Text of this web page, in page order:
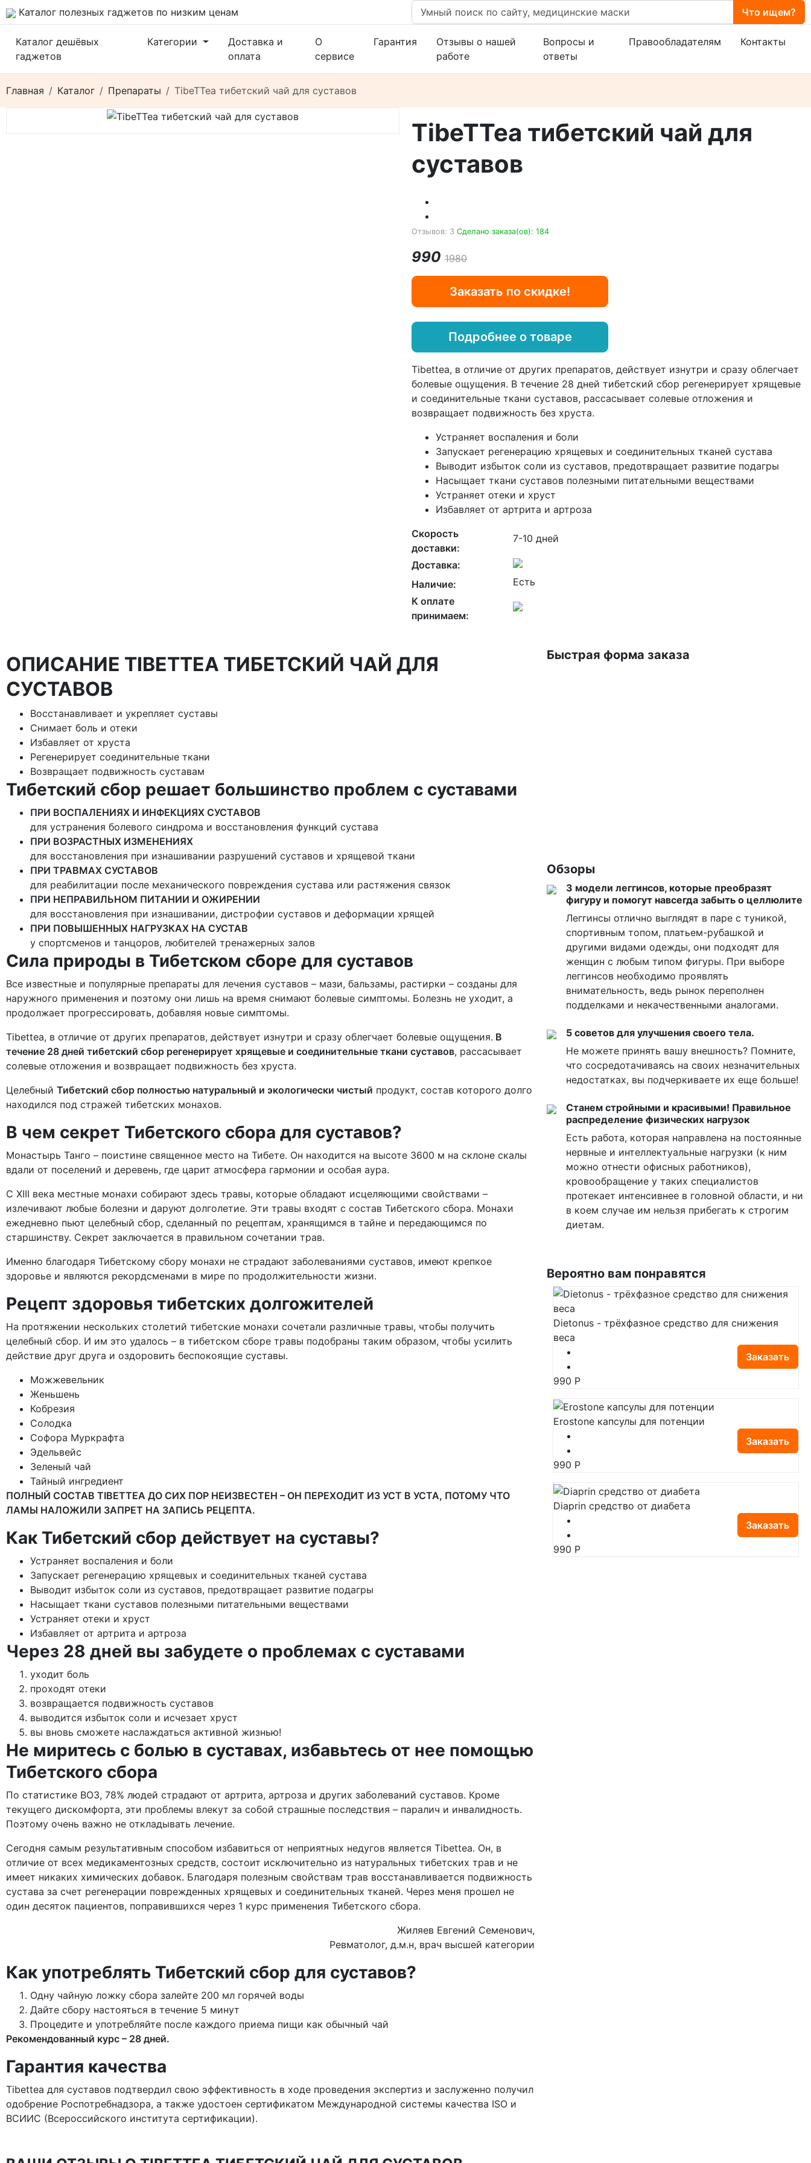
Каталог полезных гаджетов по низким ценам Что ищем?
Каталог дешёвых
гаджетов
Категории
Доставка и
оплата
О
сервисе
Гарантия
Отзывы о нашей
работе
Вопросы и
ответы
Правообладателям Контакты
Главная Каталог Препараты TibeTTea тибетский чай для суставов
TibeTTea тибетский чай для
суставов
Отзывов: 3 Сделано заказа(ов): 184
990 1980
Заказать по скидке!
Подробнее о товаре
Tibettea, в отличие от других препаратов, действует изнутри и сразу облегчает
болевые ощущения. В течение 28 дней тибетский сбор регенерирует хрящевые
и соединительные ткани суставов, рассасывает солевые отложения и
возвращает подвижность без хруста.
Устраняет воспаления и боли
Запускает регенерацию хрящевых и соединительных тканей сустава
Выводит избыток соли из суставов, предотвращает развитие подагры
Насыщает ткани суставов полезными питательными веществами
Устраняет отеки и хруст
Избавляет от артрита и артроза
Скорость
доставки:
7-10 дней
Доставка:
Наличие:
Есть
К оплате
принимаем:
ОПИСАНИЕ TIBETTEA ТИБЕТСКИЙ ЧАЙ ДЛЯ
СУСТАВОВ
Восстанавливает и укрепляет суставы
Снимает боль и отеки
Избавляет от хруста
Регенерирует соединительные ткани
Возвращает подвижность суставам
Тибетский сбор решает большинство проблем с суставами
ПРИ ВОСПАЛЕНИЯХ И ИНФЕКЦИЯХ СУСТАВОВ
для устранения болевого синдрома и восстановления функций сустава
ПРИ ВОЗРАСТНЫХ ИЗМЕНЕНИЯХ
для восстановления при изнашивании разрушений суставов и хрящевой ткани
ПРИ ТРАВМАХ СУСТАВОВ
для реабилитации после механического повреждения сустава или растяжения связок
ПРИ НЕПРАВИЛЬНОМ ПИТАНИИ И ОЖИРЕНИИ
для восстановления при изнашивании, дистрофии суставов и деформации хрящей
ПРИ ПОВЫШЕННЫХ НАГРУЗКАХ НА СУСТАВ
у спортсменов и танцоров, любителей тренажерных залов
Сила природы в Тибетском сборе для суставов
Все известные и популярные препараты для лечения суставов – мази, бальзамы, растирки – созданы для
наружного применения и поэтому они лишь на время снимают болевые симптомы. Болезнь не уходит, а
продолжает прогрессировать, добавляя новые симптомы.
Tibettea, в отличие от других препаратов, действует изнутри и сразу облегчает болевые ощущения. В
течение 28 дней тибетский сбор регенерирует хрящевые и соединительные ткани суставов, рассасывает
солевые отложения и возвращает подвижность без хруста.
Целебный Тибетский сбор полностью натуральный и экологически чистый продукт, состав которого долго
находился под стражей тибетских монахов.
В чем секрет Тибетского сбора для суставов?
Монастырь Танго – поистине священное место на Тибете. Он находится на высоте 3600 м на склоне скалы
вдали от поселений и деревень, где царит атмосфера гармонии и особая аура.
С XIII века местные монахи собирают здесь травы, которые обладают исцеляющими свойствами –
излечивают любые болезни и даруют долголетие. Эти травы входят с состав Тибетского сбора. Монахи
ежедневно пьют целебный сбор, сделанный по рецептам, хранящимся в тайне и передающимся по
старшинству. Секрет заключается в правильном сочетании трав.
Именно благодаря Тибетскому сбору монахи не страдают заболеваниями суставов, имеют крепкое
здоровье и являются рекордсменами в мире по продолжительности жизни.
Рецепт здоровья тибетских долгожителей
На протяжении нескольких столетий тибетские монахи сочетали различные травы, чтобы получить
целебный сбор. И им это удалось – в тибетском сборе травы подобраны таким образом, чтобы усилить
действие друг друга и оздоровить беспокоящие суставы.
Можжевельник
Женьшень
Кобрезия
Солодка
Софора Муркрафта
Эдельвейс
Зеленый чай
Тайный ингредиент
ПОЛНЫЙ СОСТАВ TIBETTEA ДО СИХ ПОР НЕИЗВЕСТЕН – ОН ПЕРЕХОДИТ ИЗ УСТ В УСТА, ПОТОМУ ЧТО
ЛАМЫ НАЛОЖИЛИ ЗАПРЕТ НА ЗАПИСЬ РЕЦЕПТА.
Как Тибетский сбор действует на суставы?
Устраняет воспаления и боли
Запускает регенерацию хрящевых и соединительных тканей сустава
Выводит избыток соли из суставов, предотвращает развитие подагры
Насыщает ткани суставов полезными питательными веществами
Устраняет отеки и хруст
Избавляет от артрита и артроза
Через 28 дней вы забудете о проблемах с суставами
уходит боль
проходят отеки
возвращается подвижность суставов
выводится избыток соли и исчезает хруст
вы вновь сможете наслаждаться активной жизнью!
Не миритесь с болью в суставах, избавьтесь от нее помощью
Тибетского сбора
По статистике ВОЗ, 78% людей страдают от артрита, артроза и других заболеваний суставов. Кроме
текущего дискомфорта, эти проблемы влекут за собой страшные последствия – паралич и инвалидность.
Поэтому очень важно не откладывать лечение.
Сегодня самым результативным способом избавиться от неприятных недугов является Tibettea. Он, в
отличие от всех медикаментозных средств, состоит исключительно из натуральных тибетских трав и не
имеет никаких химических добавок. Благодаря полезным свойствам трав восстанавливается подвижность
сустава за счет регенерации поврежденных хрящевых и соединительных тканей. Через меня прошел не
один десяток пациентов, поправившихся через 1 курс применения Тибетского сбора.
Жиляев Евгений Семенович,
Ревматолог, д.м.н, врач высшей категории
Как употреблять Тибетский сбор для суставов?
Одну чайную ложку сбора залейте 200 мл горячей воды
Дайте сбору настояться в течение 5 минут
Процедите и употребляйте после каждого приема пищи как обычный чай
Рекомендованный курс – 28 дней.
Гарантия качества
Tibettea для суставов подтвердил свою эффективность в ходе проведения экспертиз и заслуженно получил
одобрение Роспотребнадзора, а также удостоен сертификатом Международной системы качества ISO и
ВСИИС (Всероссийского института сертификации).
Быстрая форма заказа
Обзоры
3 модели леггинсов, которые преобразят
фигуру и помогут навсегда забыть о целлюлите
Леггинсы отлично выглядят в паре с туникой,
спортивным топом, платьем-рубашкой и
другими видами одежды, они подходят для
женщин с любым типом фигуры. При выборе
леггинсов необходимо проявлять
внимательность, ведь рынок переполнен
подделками и некачественными аналогами.
5 советов для улучшения своего тела.
Не можете принять вашу внешность? Помните,
что сосредотачиваясь на своих незначительных
недостатках, вы подчеркиваете их еще больше!
Станем стройными и красивыми! Правильное
распределение физических нагрузок
Есть работа, которая направлена на постоянные
нервные и интеллектуальные нагрузки (к ним
можно отнести офисных работников),
кровообращение у таких специалистов
протекает интенсивнее в головной области, и ни
в коем случае им нельзя прибегать к строгим
диетам.
Вероятно вам понравятся
Dietonus - трёхфазное средство для снижения
веса
Заказать
990 Р
Erostone капсулы для потенции
Заказать
990 Р
Diaprin средство от диабета
Заказать
990 Р